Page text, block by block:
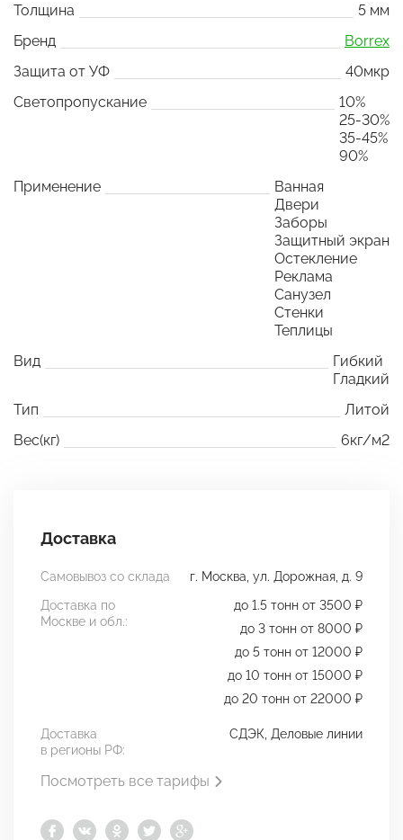
Толщина
5 мм
Бренд
Borrex
Защита от УФ
40мкр
Светопропускание
10%
25-30%
35-45%
90%
Применение
Ванная
Двери
Заборы
Защитный экран
Остекление
Реклама
Санузел
Стенки
Теплицы
Вид
Гибкий
Гладкий
Тип
Литой
Вес(кг)
6кг/м2
Доставка
Самовывоз со склада
г. Москва, ул. Дорожная, д. 9
Доставка по
Москве и обл.:
до 1.5 тонн от 3500 ₽
до 3 тонн от 8000 ₽
до 5 тонн от 12000 ₽
до 10 тонн от 15000 ₽
до 20 тонн от 22000 ₽
Доставка
в регионы РФ:
СДЭК, Деловые линии
Посмотреть все тарифы